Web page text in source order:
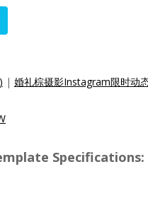
| 婚礼棕摄影Instagram限时动
Specifications: